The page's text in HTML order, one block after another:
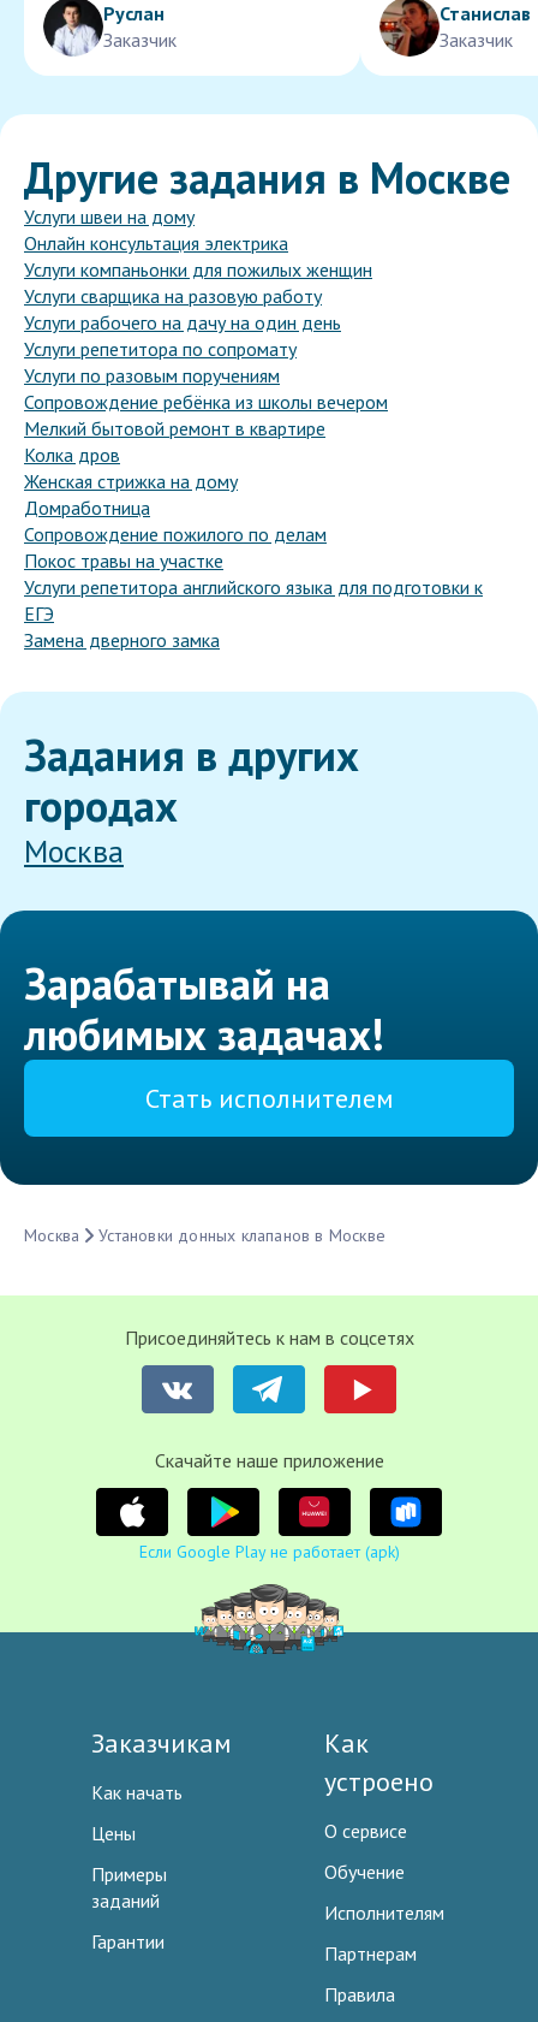
Руслан
Заказчик
Станислав
Заказчик
Другие задания в Москве
Услуги швеи на дому
Онлайн консультация электрика
Услуги компаньонки для пожилых женщин
Услуги сварщика на разовую работу
Услуги рабочего на дачу на один день
Услуги репетитора по сопромату
Услуги по разовым поручениям
Сопровождение ребёнка из школы вечером
Мелкий бытовой ремонт в квартире
Колка дров
Женская стрижка на дому
Домработница
Сопровождение пожилого по делам
Покос травы на участке
Услуги репетитора английского языка для подготовки к
ЕГЭ
Замена дверного замка
Задания в других
городах
Москва
Зарабатывай на
любимых задачах!
Стать исполнителем
Москва Установки донных клапанов в Москве
Присоединяйтесь к нам в соцсетях
Cкачайте наше приложение
Если Google Play не работает (apk)
Заказчикам
Как начать
Цены
Примеры
заданий
Гарантии
Как
устроено
О сервисе
Обучение
Исполнителям
Партнерам
Правила